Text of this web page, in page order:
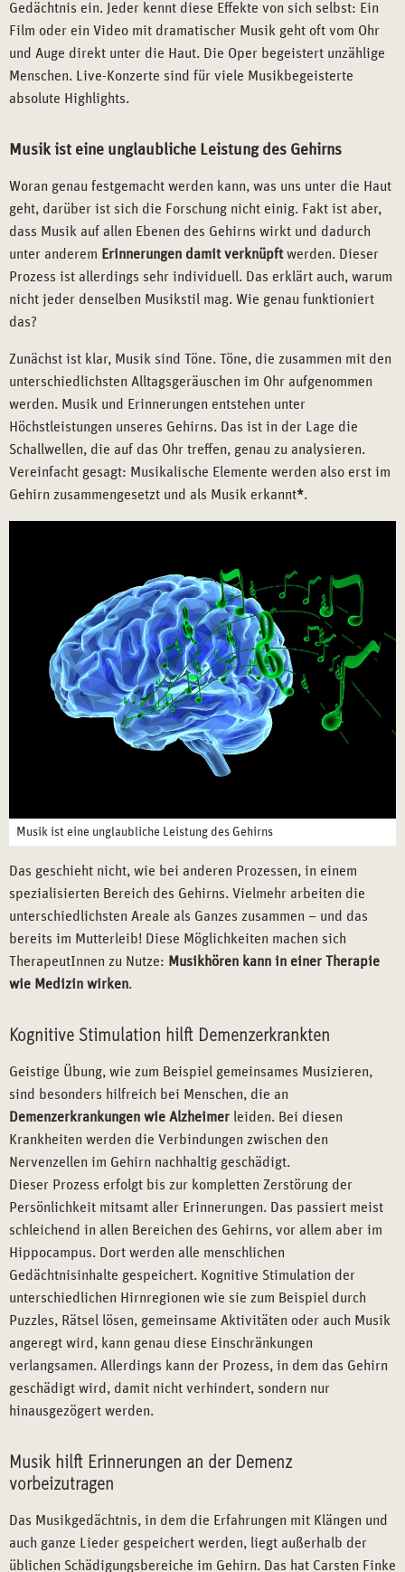
Gedächtnis ein. Jeder kennt diese Effekte von sich selbst: Ein
Film oder ein Video mit dramatischer Musik geht oft vom Ohr
und Auge direkt unter die Haut. Die Oper begeistert unzählige
Menschen. Live-Konzerte sind für viele Musikbegeisterte
absolute Highlights.
Musik ist eine unglaubliche Leistung des Gehirns
Woran genau festgemacht werden kann, was uns unter die Haut
geht, darüber ist sich die Forschung nicht einig. Fakt ist aber,
dass Musik auf allen Ebenen des Gehirns wirkt und dadurch
unter anderem Erinnerungen damit verknüpftwerden. Dieser
Prozess ist allerdings sehr individuell. Das erklärt auch, warum
nicht jeder denselben Musikstil mag. Wie genau funktioniert
das?
Zunächst ist klar, Musik sind Töne. Töne, die zusammen mit den
unterschiedlichsten Alltagsgeräuschen im Ohr aufgenommen
werden. Musik und Erinnerungen entstehen unter
Höchstleistungen unseres Gehirns. Das ist in der Lage die
Schallwellen, die auf das Ohr treffen, genau zu analysieren.
Vereinfacht gesagt: Musikalische Elemente werden also erst im
Gehirn zusammengesetzt und als Musik erkannt*.
Musik ist eine unglaubliche Leistung des Gehirns
Das geschieht nicht, wie bei anderen Prozessen, in einem
spezialisierten Bereich des Gehirns. Vielmehr arbeiten die
unterschiedlichsten Areale als Ganzes zusammen – und das
bereits im Mutterleib! Diese Möglichkeiten machen sich
TherapeutInnen zu Nutze: Musikhören kann in einer Therapie
wie Medizin wirken.
Kognitive Stimulation hilft Demenzerkrankten
Geistige Übung, wie zum Beispiel gemeinsames Musizieren,
sind besonders hilfreich bei Menschen, die an
Demenzerkrankungen wie Alzheimer leiden. Bei diesen
Krankheiten werden die Verbindungen zwischen den
Nervenzellen im Gehirn nachhaltig geschädigt.
Dieser Prozess erfolgt bis zur kompletten Zerstörung der
Persönlichkeit mitsamt aller Erinnerungen. Das passiert meist
schleichend in allen Bereichen des Gehirns, vor allem aber im
Hippocampus. Dort werden alle menschlichen
Gedächtnisinhalte gespeichert. Kognitive Stimulation der
unterschiedlichen Hirnregionen wie sie zum Beispiel durch
Puzzles, Rätsel lösen, gemeinsame Aktivitäten oder auch Musik
angeregt wird, kann genau diese Einschränkungen
verlangsamen. Allerdings kann der Prozess, in dem das Gehirn
geschädigt wird, damit nicht verhindert, sondern nur
hinausgezögert werden.
Musik hilft Erinnerungen an der Demenz
vorbeizutragen
Das Musikgedächtnis, in dem die Erfahrungen mit Klängen und
auch ganze Lieder gespeichert werden, liegt außerhalb der
üblichen Schädigungsbereiche im Gehirn. Das hat Carsten Finke